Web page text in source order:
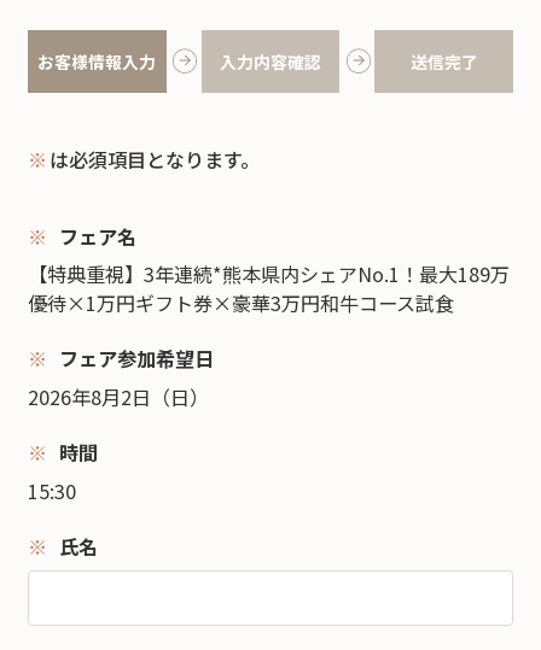
お客様情報入力 入力内容確認 送信完了
※ は必須項目となります。
フェア名
【特典重視】3年連続*熊本県内シェアNo.1！最大189万
優待×1万円ギフト券×豪華3万円和牛コース試食
フェア参加希望日
2026年8月2日（日）
時間
15:30
氏名